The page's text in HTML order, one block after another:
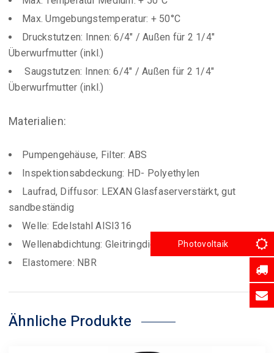
Max. Umgebungstemperatur: + 50°C
Druckstutzen: Innen: 6/4″ / Außen für 2 1/4″
Überwurfmutter (inkl.)
Saugstutzen: Innen: 6/4″ / Außen für 2 1/4″
Überwurfmutter (inkl.)
Materialien:
Pumpengehäuse, Filter: ABS
Inspektionsabdeckung: HD- Polyethylen
Laufrad, Diffusor: LEXAN Glasfaserverstärkt, gut
sandbeständig
Welle: Edelstahl AISI316
Wellenabdichtung: Gleitringdichtung Kohle/SiC/NBR
Elastomere: NBR
Ähnliche Produkte
Photovoltaik